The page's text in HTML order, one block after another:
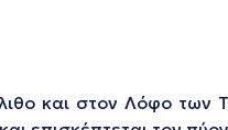
και στον Λόφο των